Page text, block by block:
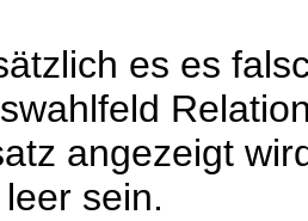
es es
angezeigt
sein.